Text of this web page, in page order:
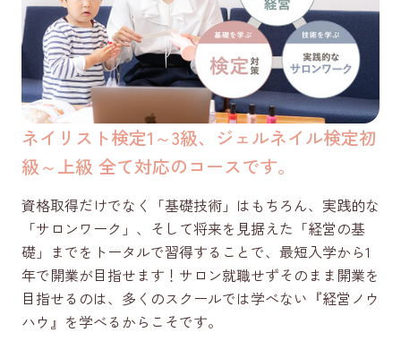
Instagram
（経験者・ネイリスト向け）
公式Youtube
ネイリスト検定1～3級、ジェルネイル検定初
級～上級 全て対応のコースです。
資格取得だけでなく「基礎技術」はもちろん、実践的な
「サロンワーク」、そして将来を見据えた「経営の基
礎」までをトータルで習得することで、最短入学から1
年で開業が目指せます！サロン就職せずそのまま開業を
目指せるのは、多くのスクールでは学べない『経営ノウ
ハウ』を学べるからこそです。